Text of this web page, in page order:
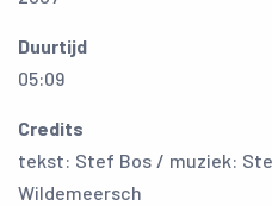
Duurtijd
05:09
Credits
tekst: Stef Bos / muziek:
Wildemeersch